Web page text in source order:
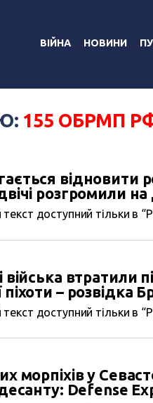
ВІЙНА НОВИНИ
155 ОБРМП
відновити
розгромили на
доступний тільки в
війська втратили
– розвідка
доступний тільки в
морпіхів у
Defense